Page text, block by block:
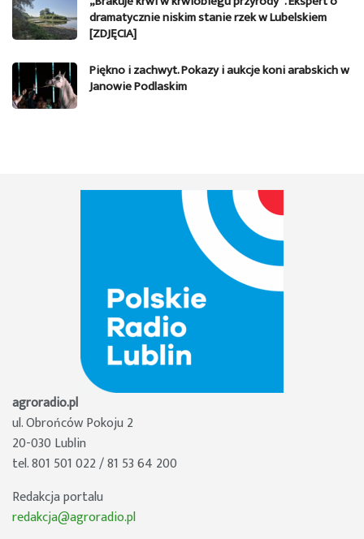
dramatycznie niskim stanie rzek w Lubelskiem
[ZDJĘCIA]
Piękno i zachwyt. Pokazy i aukcje koni arabskich w
Janowie Podlaskim
agroradio.pl
ul. Obrońców Pokoju 2
20-030 Lublin
tel. 801 501 022 / 81 53 64 200
Redakcja portalu
redakcja@agroradio.pl